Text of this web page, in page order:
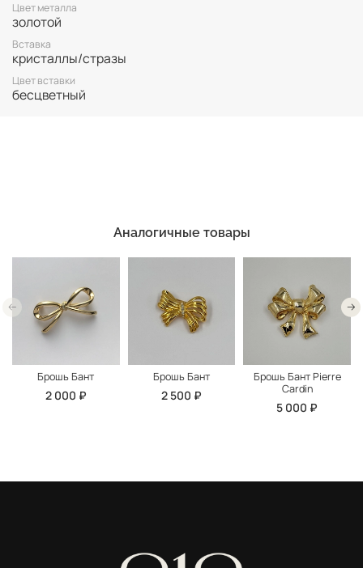
Цвет металла
золотой
Вставка
кристаллы/стразы
Цвет вставки
бесцветный
Аналогичные товары
Брошь Бант
2 000 ₽
Брошь Бант
2 500 ₽
Брошь Бант Pierre
Cardin
5 000 ₽